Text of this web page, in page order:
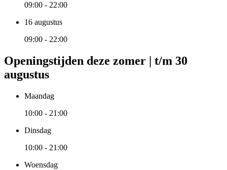
09:00 - 22:00
16 augustus
09:00 - 22:00
Openingstijden deze zomer | t/m 30
augustus
Maandag
10:00 - 21:00
Dinsdag
10:00 - 21:00
Woensdag